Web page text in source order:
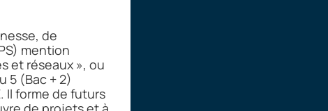
de
mention
et réseaux », ou
5 (Bac + 2)
Il forme de futurs